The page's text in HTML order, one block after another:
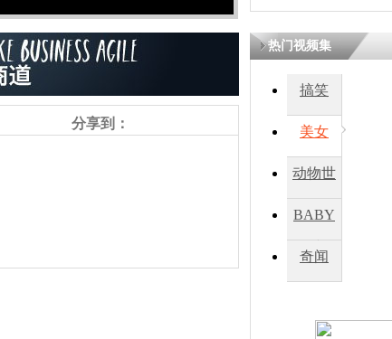
分享到：
热门视频集
搞笑
美女
动物世
BABY
秀
奇闻